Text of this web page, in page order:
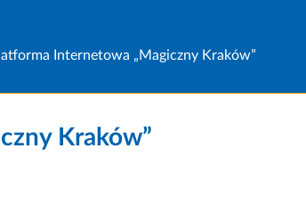
Internetowa „Magiczny Kraków”
Kraków”